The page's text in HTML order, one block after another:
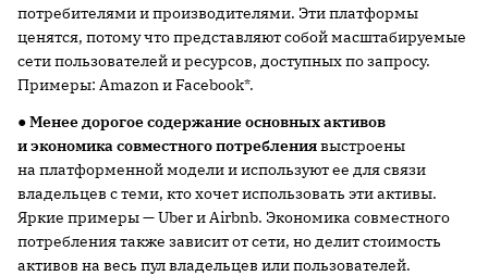
потребителями и производителями. Эти платформы
ценятся, потому что представляют собой масштабируемые
сети пользователей и ресурсов, доступных по запросу.
Примеры: Amazon и Facebook*.
●Менее дорогое содержание основных активов
и экономика совместного потреблениявыстроены
на платформенной модели и используют ее для связи
владельцев с теми, кто хочет использовать эти активы.
Яркие примеры — Uber и Airbnb. Экономика совместного
потребления также зависит от сети, но делит стоимость
активов на весь пул владельцев или пользователей.